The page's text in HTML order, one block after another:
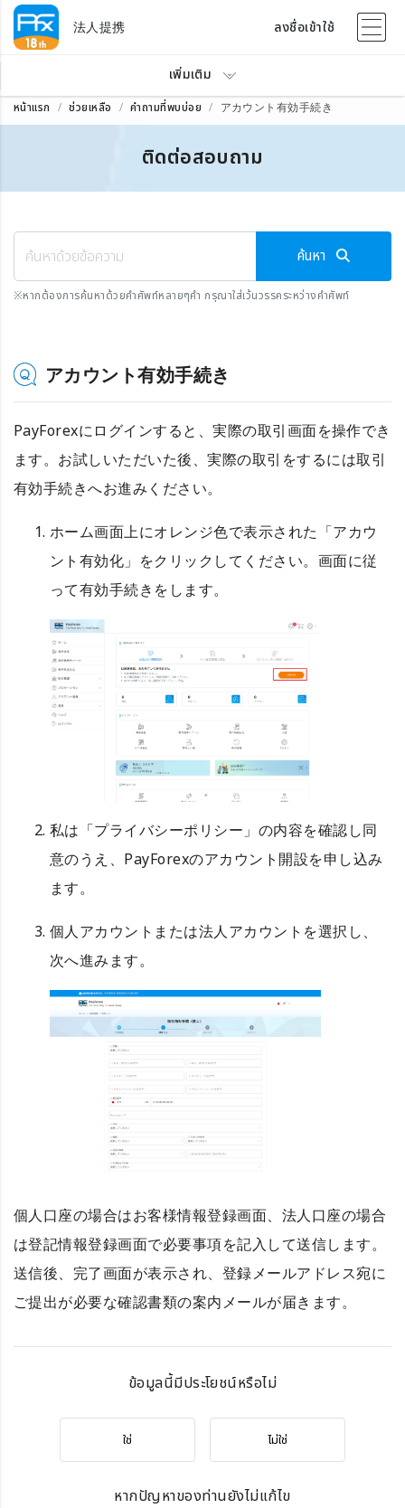
法人提携 ลงชื่อเข้าใช้
เพิ่มเติม
หน้าแรก ช่วยเหลือ คำถามที่พบบ่อย アカウント有効手続き
ติดต่อสอบถาม
ค้นหา
※หากต้องการค้นหาด้วยคำศัพท์หลายๆคำ กรุณาใส่เว้นวรรคระหว่างคำศัพท์
アカウント有効手続き
PayForexにログインすると、実際の取引画面を操作でき
ます。お試しいただいた後、実際の取引をするには取引
有効手続きへお進みください。
ホーム画面上にオレンジ色で表示された「アカウ
ント有効化」をクリックしてください。画面に従
って有効手続きをします。
私は「プライバシーポリシー」の内容を確認し同
意のうえ、PayForexのアカウント開設を申し込み
ます。
個人アカウントまたは法人アカウントを選択し、
次へ進みます。
個人口座の場合はお客様情報登録画面、法人口座の場合
は登記情報登録画面で必要事項を記入して送信します。
送信後、完了画面が表示され、登録メールアドレス宛に
ご提出が必要な確認書類の案内メールが届きます。
ข้อมูลนี้มีประโยชน์หรือไม่
ใช่ ไม่ใช่
หากปัญหาของท่านยังไม่แก้ไข